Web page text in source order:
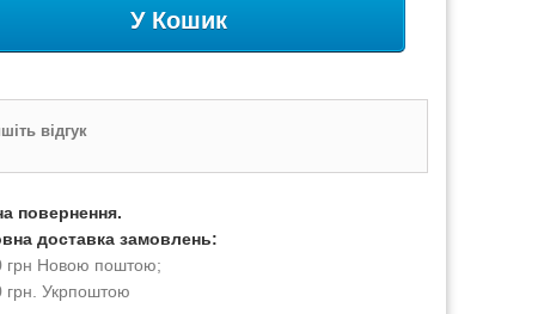
У Кошик
відгук
повернення.
доставка замовлень:
грн Новою поштою;
грн. Укрпоштою